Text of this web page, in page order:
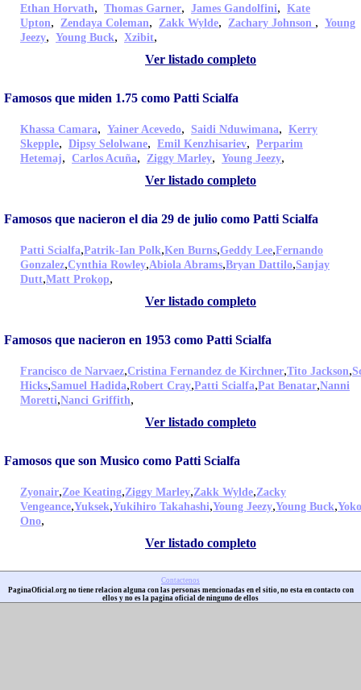
Ethan Horvath, Thomas Garner, James Gandolfini, Kate
Upton, Zendaya Coleman, Zakk Wylde, Zachary Johnson , Young
Jeezy, Young Buck, Xzibit,
Ver listado completo
Famosos que miden 1.75 como Patti Scialfa
Khassa Camara, Yainer Acevedo, Saidi Nduwimana, Kerry
Skepple, Dipsy Selolwane, Emil Kenzhisariev, Perparim
Hetemaj, Carlos Acuña, Ziggy Marley, Young Jeezy,
Ver listado completo
Famosos que nacieron el dia 29 de julio como Patti Scialfa
Patti Scialfa,Patrik-Ian Polk,Ken Burns,Geddy Lee,Fernando
Gonzalez,Cynthia Rowley,Abiola Abrams,Bryan Dattilo,Sanjay
Dutt,Matt Prokop,
Ver listado completo
Famosos que nacieron en 1953 como Patti Scialfa
Francisco de Narvaez,Cristina Fernandez de Kirchner,Tito Jackson,
Hicks,Samuel Hadida,Robert Cray,Patti Scialfa,Pat Benatar,Nanni
Moretti,Nanci Griffith,
Ver listado completo
Famosos que son Musico como Patti Scialfa
Zyonair,Zoe Keating,Ziggy Marley,Zakk Wylde,Zacky
Vengeance,Yuksek,Yukihiro Takahashi,Young Jeezy,Young Buck,Yoko
Ono,
Ver listado completo
Contactenos
PaginaOficial.org no tiene relacion alguna con las personas mencionadas en el sitio, no esta en contacto con
ellos y no es la pagina oficial de ninguno de ellos